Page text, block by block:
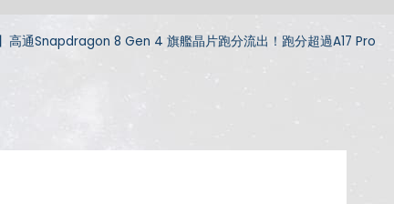
】高通Snapdragon 8 Gen 4 旗艦晶片跑分流出！跑分超過A17 Pro